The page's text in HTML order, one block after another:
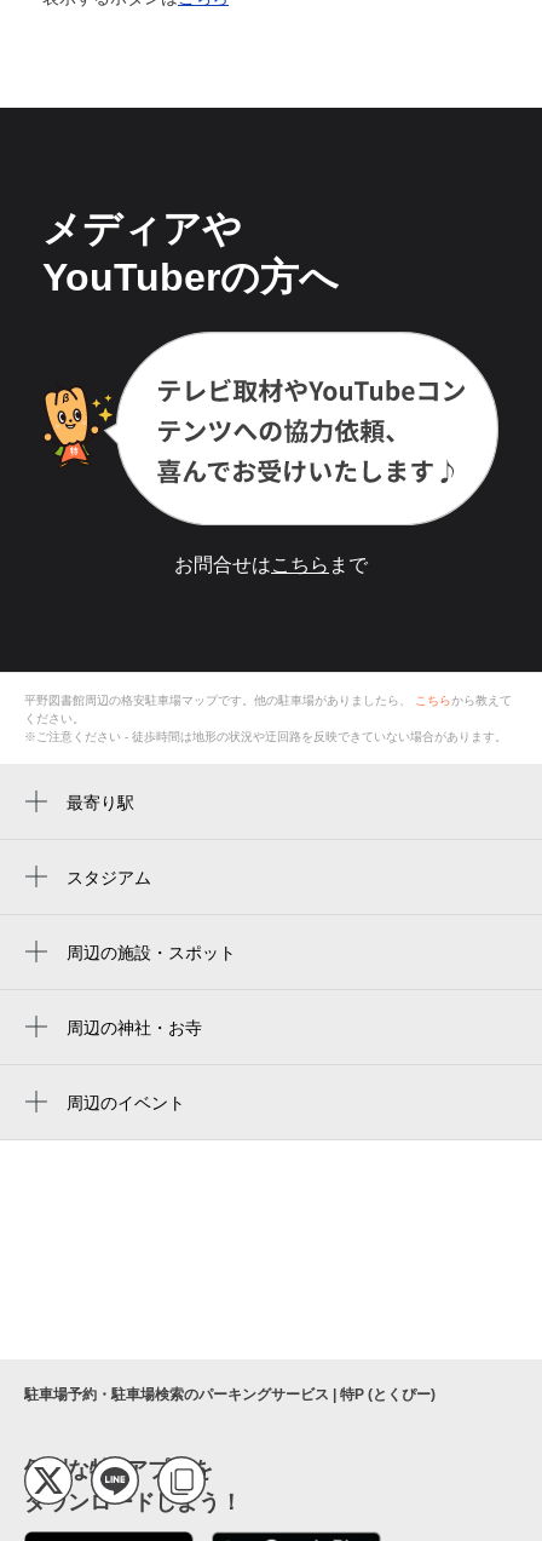
メディアや
YouTuberの方へ
お問合せはこちら まで
平野図書館周辺の格安駐車場マップです。他の駐車場がありましたら、 こちらから教えて
ください。
※ご注意ください - 徒歩時間は地形の状況や迂回路を反映できていない場合があります。
最寄り駅
新加美駅
平野駅
スタジアム
周辺の施設・スポット
平野東図書館前病院
たちばな公園（児）
平野
周辺の神社・お寺
赤留比売命神社（三十歩神社）
瑞興寺
周辺のイベント
駐車場予約・駐車場検索のパーキングサービス | 特P (とくぴー)
便利な特Pアプリを
ダウンロードしよう！